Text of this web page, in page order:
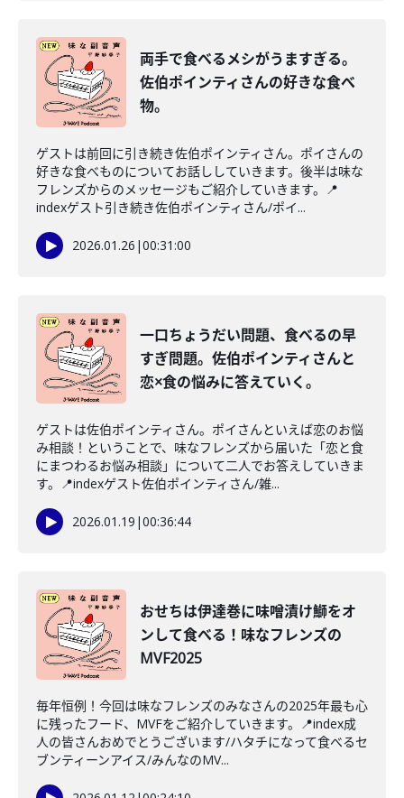
両手で食べるメシがうますぎる。
佐伯ポインティさんの好きな食べ
物。
ゲストは前回に引き続き佐伯ポインティさん。ポイさんの
好きな食べものについてお話ししていきます。後半は味な
フレンズからのメッセージもご紹介していきます。📍
indexゲスト引き続き佐伯ポインティさん/ポイ...
2026.01.26 |00:31:00
一口ちょうだい問題、食べるの早
すぎ問題。佐伯ポインティさんと
恋×食の悩みに答えていく。
ゲストは佐伯ポインティさん。ポイさんといえば恋のお悩
み相談！ということで、味なフレンズから届いた「恋と食
にまつわるお悩み相談」について二人でお答えしていきま
す。📍indexゲスト佐伯ポインティさん/雑...
2026.01.19 |00:36:44
おせちは伊達巻に味噌漬け鰤をオ
ンして食べる！味なフレンズの
MVF2025
毎年恒例！今回は味なフレンズのみなさんの2025年最も心
に残ったフード、MVFをご紹介していきます。📍index成
人の皆さんおめでとうございます/ハタチになって食べるセ
ブンティーンアイス/みんなのMV...